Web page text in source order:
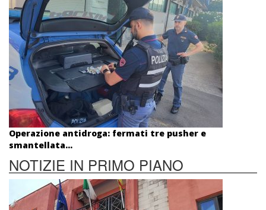
Operazione antidroga: fermati tre pusher e
smantellata...
NOTIZIE IN PRIMO PIANO